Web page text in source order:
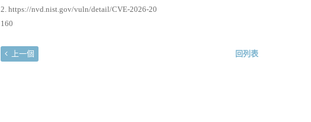
2. https://nvd.nist.gov/vuln/detail/CVE-2026-20
160
上一個 回列表